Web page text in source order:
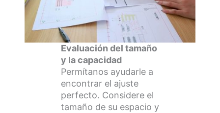
Evaluación del tamaño
y la capacidad
Permítanos ayudarle a
encontrar el ajuste
perfecto. Considere el
tamaño de su espacio y